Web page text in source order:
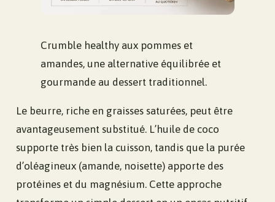
Crumble healthy aux pommes et
amandes, une alternative équilibrée et
gourmande au dessert traditionnel.
Le beurre, riche en graisses saturées, peut être
avantageusement substitué. L’huile de coco
supporte très bien la cuisson, tandis que la purée
d’oléagineux (amande, noisette) apporte des
protéines et du magnésium. Cette approche